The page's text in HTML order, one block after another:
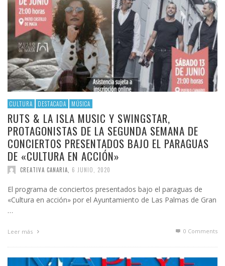
CULTURA DESTACADA MÚSICA
RUTS & LA ISLA MUSIC Y SWINGSTAR,
PROTAGONISTAS DE LA SEGUNDA SEMANA DE
CONCIERTOS PRESENTADOS BAJO EL PARAGUAS
DE «CULTURA EN ACCIÓN»
CREATIVA CANARIA 6 JUNIO, 2020
El programa de conciertos presentados bajo el paraguas de
«Cultura en acción» por el Ayuntamiento de Las Palmas de Gran
…
Leer más 0 Comments